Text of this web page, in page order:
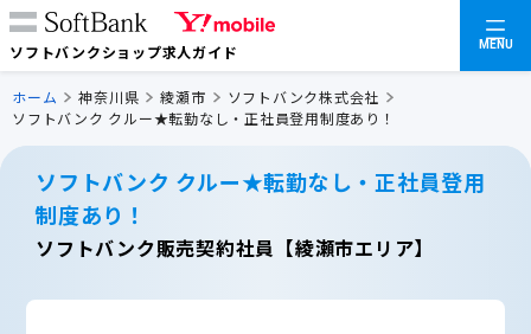
ソフトバンクショップ求人ガイド MENU
ホーム 神奈川県 綾瀬市
ソフトバンク株式会社
ソフトバンク クルー★転勤なし・正社員登用制度あり！
ソフトバンク クルー★転勤なし・正社員登用
制度あり！
ソフトバンク販売契約社員【綾瀬市エリア】